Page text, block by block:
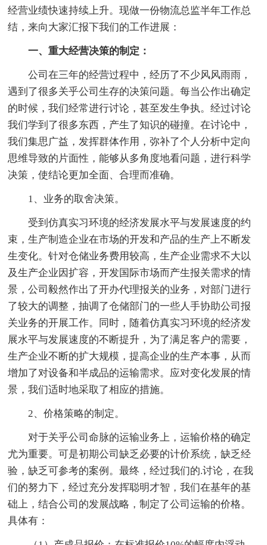
经营业绩快速持续上升。现做一份物流总监半年工作总
结，来向大家汇报下我们的工作进展：
一、重大经营决策的制定：
公司在三年的经营过程中，经历了不少风风雨雨，
遇到了很多关乎公司生存的决策问题。每当公作出确定
的时候，我们经常进行讨论，甚至发生争执。经过讨论
我们学到了很多东西，产生了知识的碰撞。在讨论中，
我们集思广益，发挥群体作用，弥补了个人分析中定向
思维导致的片面性，能够从多角度地看问题，进行科学
决策，使结论更加全面、合理而准确。
1、业务的取舍决策。
受到仿真实习环境的经济发展水平与发展速度的约
束，生产制造企业在市场的开发和产品的生产上不断发
生变化。针对仓储业务费用较高，生产企业需求不大以
及生产企业因扩容，开发国际市场而产生报关需求的情
景，公司毅然作出了开办代理报关的业务，对部门进行
了较大的调整，抽调了仓储部门的一些人手协助公司报
关业务的开展工作。同时，随着仿真实习环境的经济发
展水平与发展速度的不断提升，为了满足客户的需要，
生产企业不断的扩大规模，提高企业的生产本事，从而
增加了对设备和半成品的运输需求。应对变化发展的情
景，我们适时地采取了相应的措施。
2、价格策略的制定。
对于关乎公司命脉的运输业务上，运输价格的确定
尤为重要。可是初期公司缺乏必要的计价系统，缺乏经
验，缺乏可参考的案例。最终，经过我们的.讨论，在我
们的努力下，经过充分发挥聪明才智，我们在基年的基
础上，结合公司的发展战略，制定了公司运输的价格。
具体有：